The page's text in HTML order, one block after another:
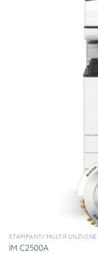
STAMPANTI MULTIFUNZIONE
IM C2500A